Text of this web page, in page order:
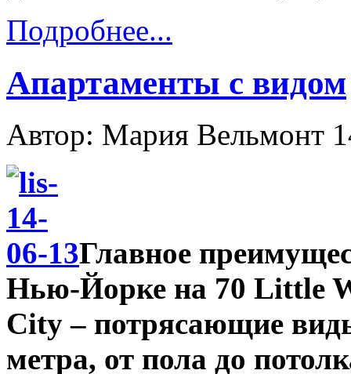
Подробнее...
Апартаменты с видом
Автор: Мария Вельмонт
Главное
Нью-Йорке на 70 Little
City – потрясающие
метра, от пола до